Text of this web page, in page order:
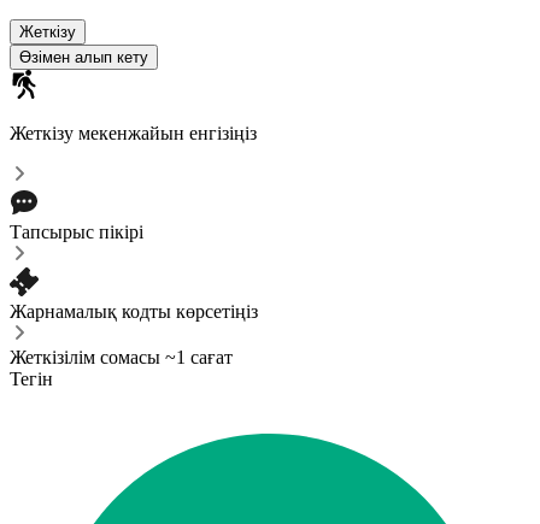
Жеткізу
Өзімен алып кету
Жеткізу мекенжайын енгізіңіз
Тапсырыс пікірі
Жарнамалық кодты көрсетіңіз
Жеткізілім сомасы ~1 сағат
Тегін